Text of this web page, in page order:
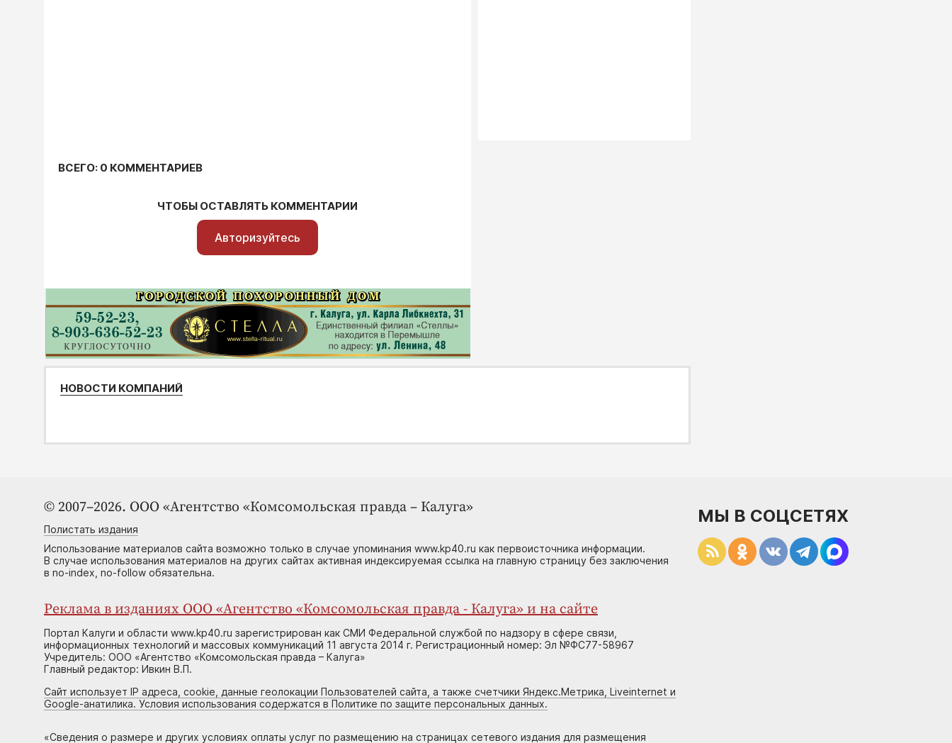
ВСЕГО: 0 КОММЕНТАРИЕВ
ЧТОБЫ ОСТАВЛЯТЬ КОММЕНТАРИИ
Авторизуйтесь
НОВОСТИ КОМПАНИЙ
© 2007–2026. ООО «Агентство «Комсомольская правда – Калуга»
Полистать издания
Использование материалов сайта возможно только в случае упоминания www.kp40.ru как первоисточника информации.
В случае использования материалов на других сайтах активная индексируемая ссылка на главную страницу без заключения
в no-index, no-follow обязательна.
Реклама в изданиях ООО «Агентство «Комсомольская правда - Калуга» и на сайте
Портал Калуги и области www.kp40.ru зарегистрирован как СМИ Федеральной службой по надзору в сфере связи,
информационных технологий и массовых коммуникаций 11 августа 2014 г. Регистрационный номер: Эл №ФС77-58967
Учредитель: ООО «Агентство «Комсомольская правда – Калуга»
Главный редактор: Ивкин В.П.
Сайт использует IP адреса, cookie, данные геолокации Пользователей сайта, а также счетчики Яндекс.Метрика, Liveinternet и
Google-анатилика. Условия использования содержатся в Политике по защите персональных данных.
«Сведения о размере и других условиях оплаты услуг по размещению на страницах сетевого издания для размещения
МЫ В СОЦСЕТЯХ